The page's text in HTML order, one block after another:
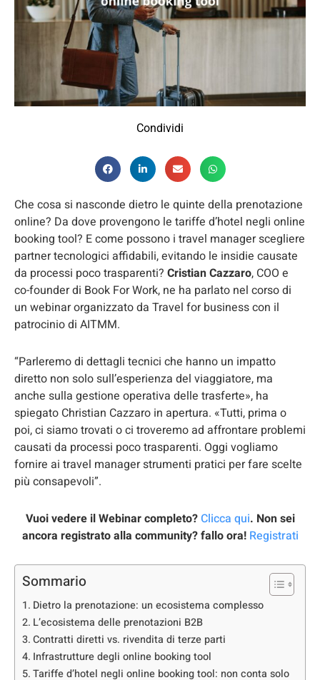
Condividi
Che cosa si nasconde dietro le quinte della prenotazione
online? Da dove provengono le tariffe d’hotel negli online
booking tool? E come possono i travel manager scegliere
partner tecnologici affidabili, evitando le insidie causate
da processi poco trasparenti? Cristian Cazzaro, COO e
co-founder di Book For Work, ne ha parlato nel corso di
un webinar organizzato da Travel for business con il
patrocinio di AITMM.
“Parleremo di dettagli tecnici che hanno un impatto
diretto non solo sull’esperienza del viaggiatore, ma
anche sulla gestione operativa delle trasferte», ha
spiegato Christian Cazzaro in apertura. «Tutti, prima o
poi, ci siamo trovati o ci troveremo ad affrontare problemi
causati da processi poco trasparenti. Oggi vogliamo
fornire ai travel manager strumenti pratici per fare scelte
più consapevoli”.
Vuoi vedere il Webinar completo?Clicca qui. Non sei
ancora registrato alla community? fallo ora! Registrati
Sommario
Dietro la prenotazione: un ecosistema complesso
L’ecosistema delle prenotazioni B2B
Contratti diretti vs. rivendita di terze parti
Infrastrutture degli online booking tool
Tariffe d’hotel negli online booking tool: non conta solo